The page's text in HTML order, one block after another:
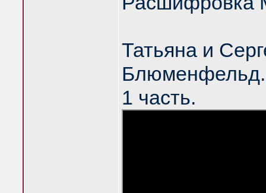
Татьяна и
Блюменфельд.
1 часть.